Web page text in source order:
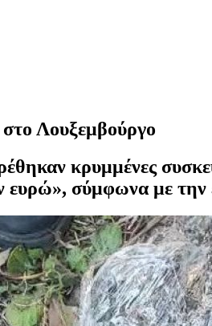
Λουξεμβούργο
κρυμμένες
ευρώ», σύμφωνα με την